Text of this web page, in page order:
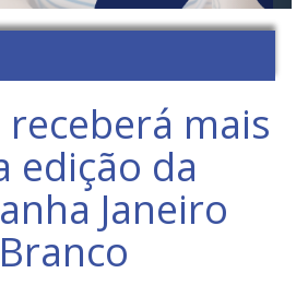
receberá mais
edição da
Janeiro
Branco